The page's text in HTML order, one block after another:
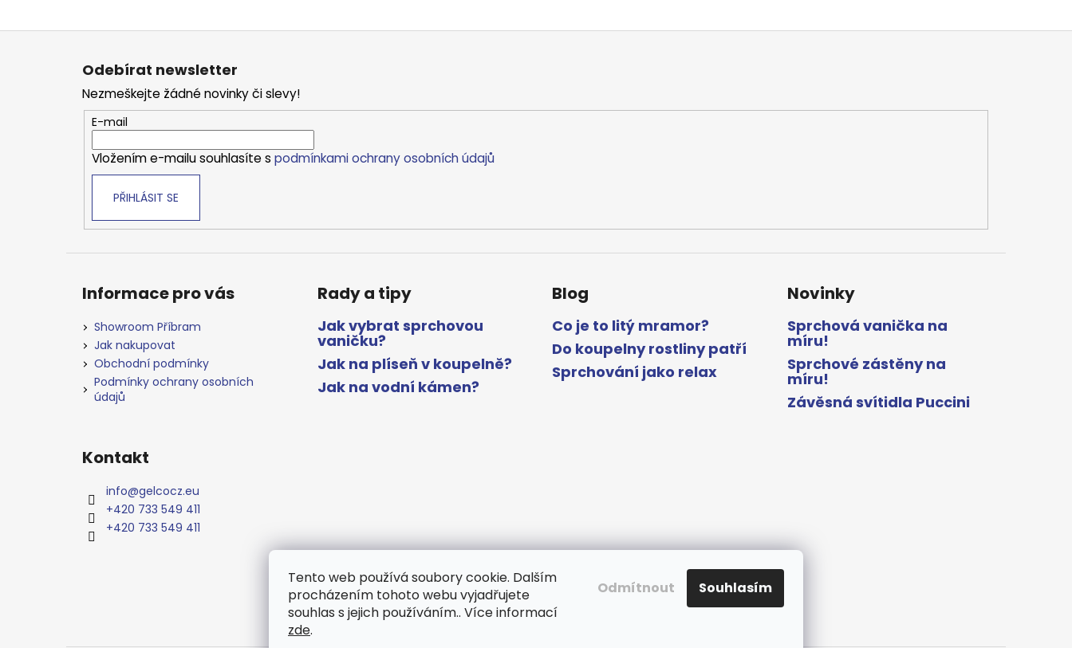
Tento web používá soubory cookie. Dalším
procházením tohoto webu vyjadřujete
souhlas s jejich používáním.. Více informací
zde.
Odmítnout Souhlasím
Z
Odebírat newsletter
Nezmeškejte žádné novinky či slevy!
E-mail
Vložením e-mailu souhlasíte s podmínkami ochrany osobních údajů
PŘIHLÁSIT SE
Informace pro vás
Showroom Příbram
Jak nakupovat
Obchodní podmínky
Podmínky ochrany osobních
údajů
Rady a tipy
Jak vybrat sprchovou
vaničku?
Jak na plíseň v koupelně?
Jak na vodní kámen?
Blog
Co je to litý mramor?
Do koupelny rostliny patří
Sprchování jako relax
Novinky
Sprchová vanička na
míru!
Sprchové zástěny na
míru!
Závěsná svítidla Puccini
Kontakt
info@gelcocz.eu
+420 733 549 411
+420 733 549 411
www.gelcocz.eu